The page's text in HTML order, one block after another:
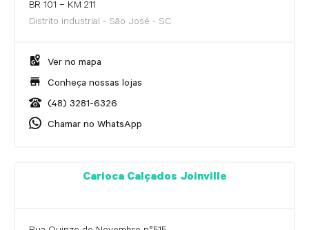
BR 101 – KM 211
Distrito industrial - São José - SC
Ver no mapa
Conheça nossas lojas
(48) 3281-6326
Chamar no WhatsApp
Carioca Calçados Joinville